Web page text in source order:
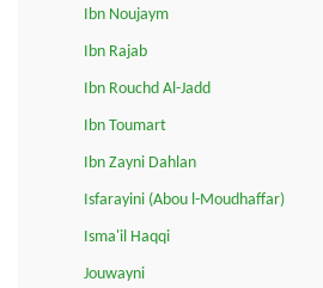
Ibn Noujaym
Ibn Rajab
Ibn Rouchd Al-Jadd
Ibn Toumart
Ibn Zayni Dahlan
Isfarayini (Abou l-Moudhaffar)
Isma'il Haqqi
Jouwayni